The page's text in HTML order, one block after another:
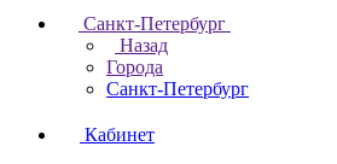
Санкт-Петербург
Назад
Города
Санкт-Петербург
Кабинет